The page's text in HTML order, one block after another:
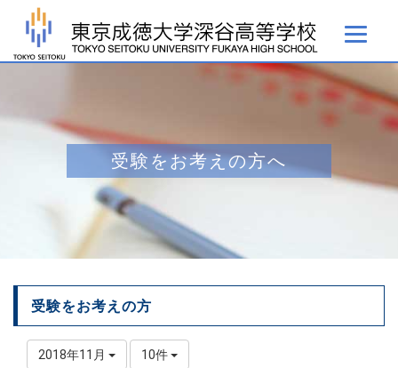
受験をお考えの方へ
受験をお考えの方
2018年11月 10件